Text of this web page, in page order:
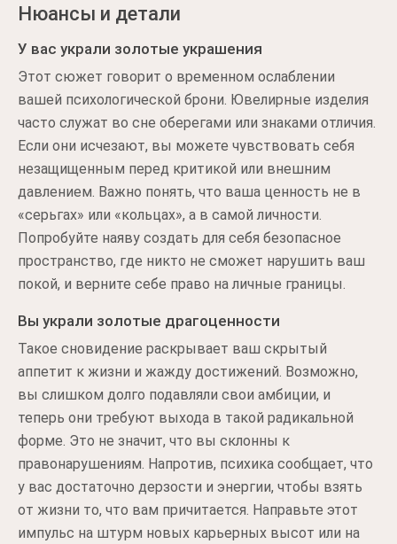
Нюансы и детали
У вас украли золотые украшения
Этот сюжет говорит о временном ослаблении
вашей психологической брони. Ювелирные изделия
часто служат во сне оберегами или знаками отличия.
Если они исчезают, вы можете чувствовать себя
незащищенным перед критикой или внешним
давлением. Важно понять, что ваша ценность не в
«серьгах» или «кольцах», а в самой личности.
Попробуйте наяву создать для себя безопасное
пространство, где никто не сможет нарушить ваш
покой, и верните себе право на личные границы.
Вы украли золотые драгоценности
Такое сновидение раскрывает ваш скрытый
аппетит к жизни и жажду достижений. Возможно,
вы слишком долго подавляли свои амбиции, и
теперь они требуют выхода в такой радикальной
форме. Это не значит, что вы склонны к
правонарушениям. Напротив, психика сообщает, что
у вас достаточно дерзости и энергии, чтобы взять
от жизни то, что вам причитается. Направьте этот
импульс на штурм новых карьерных высот или на